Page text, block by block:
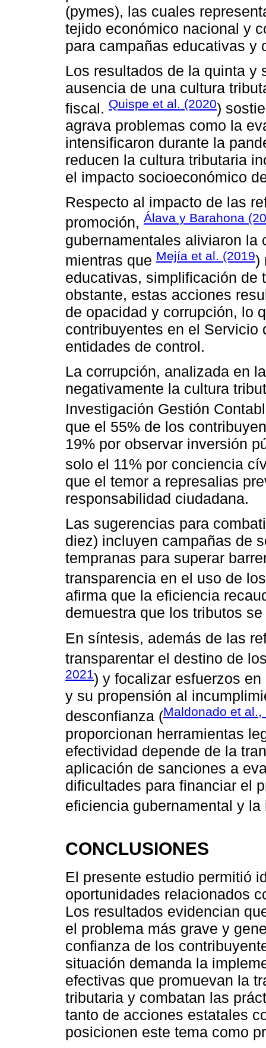
(pymes), las cuales
tejido económico nacional y
para campañas educativas y
Los resultados de la quinta y
ausencia de una cultura
fiscal. Quispe et al. (2020)
agrava problemas como la
intensificaron durante la
reducen la cultura tributaria
el impacto socioeconómico
Respecto al impacto de las
promoción, Álava y Barahona
gubernamentales aliviaron la
mientras que Mejía et al. (2019)
educativas, simplificación de
obstante, estas acciones
de opacidad y corrupción, lo
contribuyentes en el Servicio
entidades de control.
La corrupción, analizada en
negativamente la cultura
Investigación Gestión
que el 55% de los
19% por observar inversión
solo el 11% por conciencia
que el temor a represalias
responsabilidad ciudadana.
Las sugerencias para
diez) incluyen campañas de
tempranas para superar
transparencia en el uso de
afirma que la eficiencia
demuestra que los tributos
En síntesis, además de las
transparentar el destino de
2021) y focalizar esfuerzos
y su propensión al
desconfianza (Maldonado et al.,
proporcionan herramientas
efectividad depende de la
aplicación de sanciones a
dificultades para financiar el
eficiencia gubernamental y
CONCLUSIONES
El presente estudio permitió
oportunidades relacionados
Los resultados evidencian
el problema más grave y
confianza de los
situación demanda la
efectivas que promuevan la
tributaria y combatan las
tanto de acciones estatales
posicionen este tema como